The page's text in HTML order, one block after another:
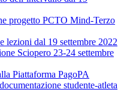
progetto PCTO Mind-Terzo
lezioni dal 19 settembre 2022
Sciopero 23-24 settembre
Piattaforma PagoPA
studente-atleta